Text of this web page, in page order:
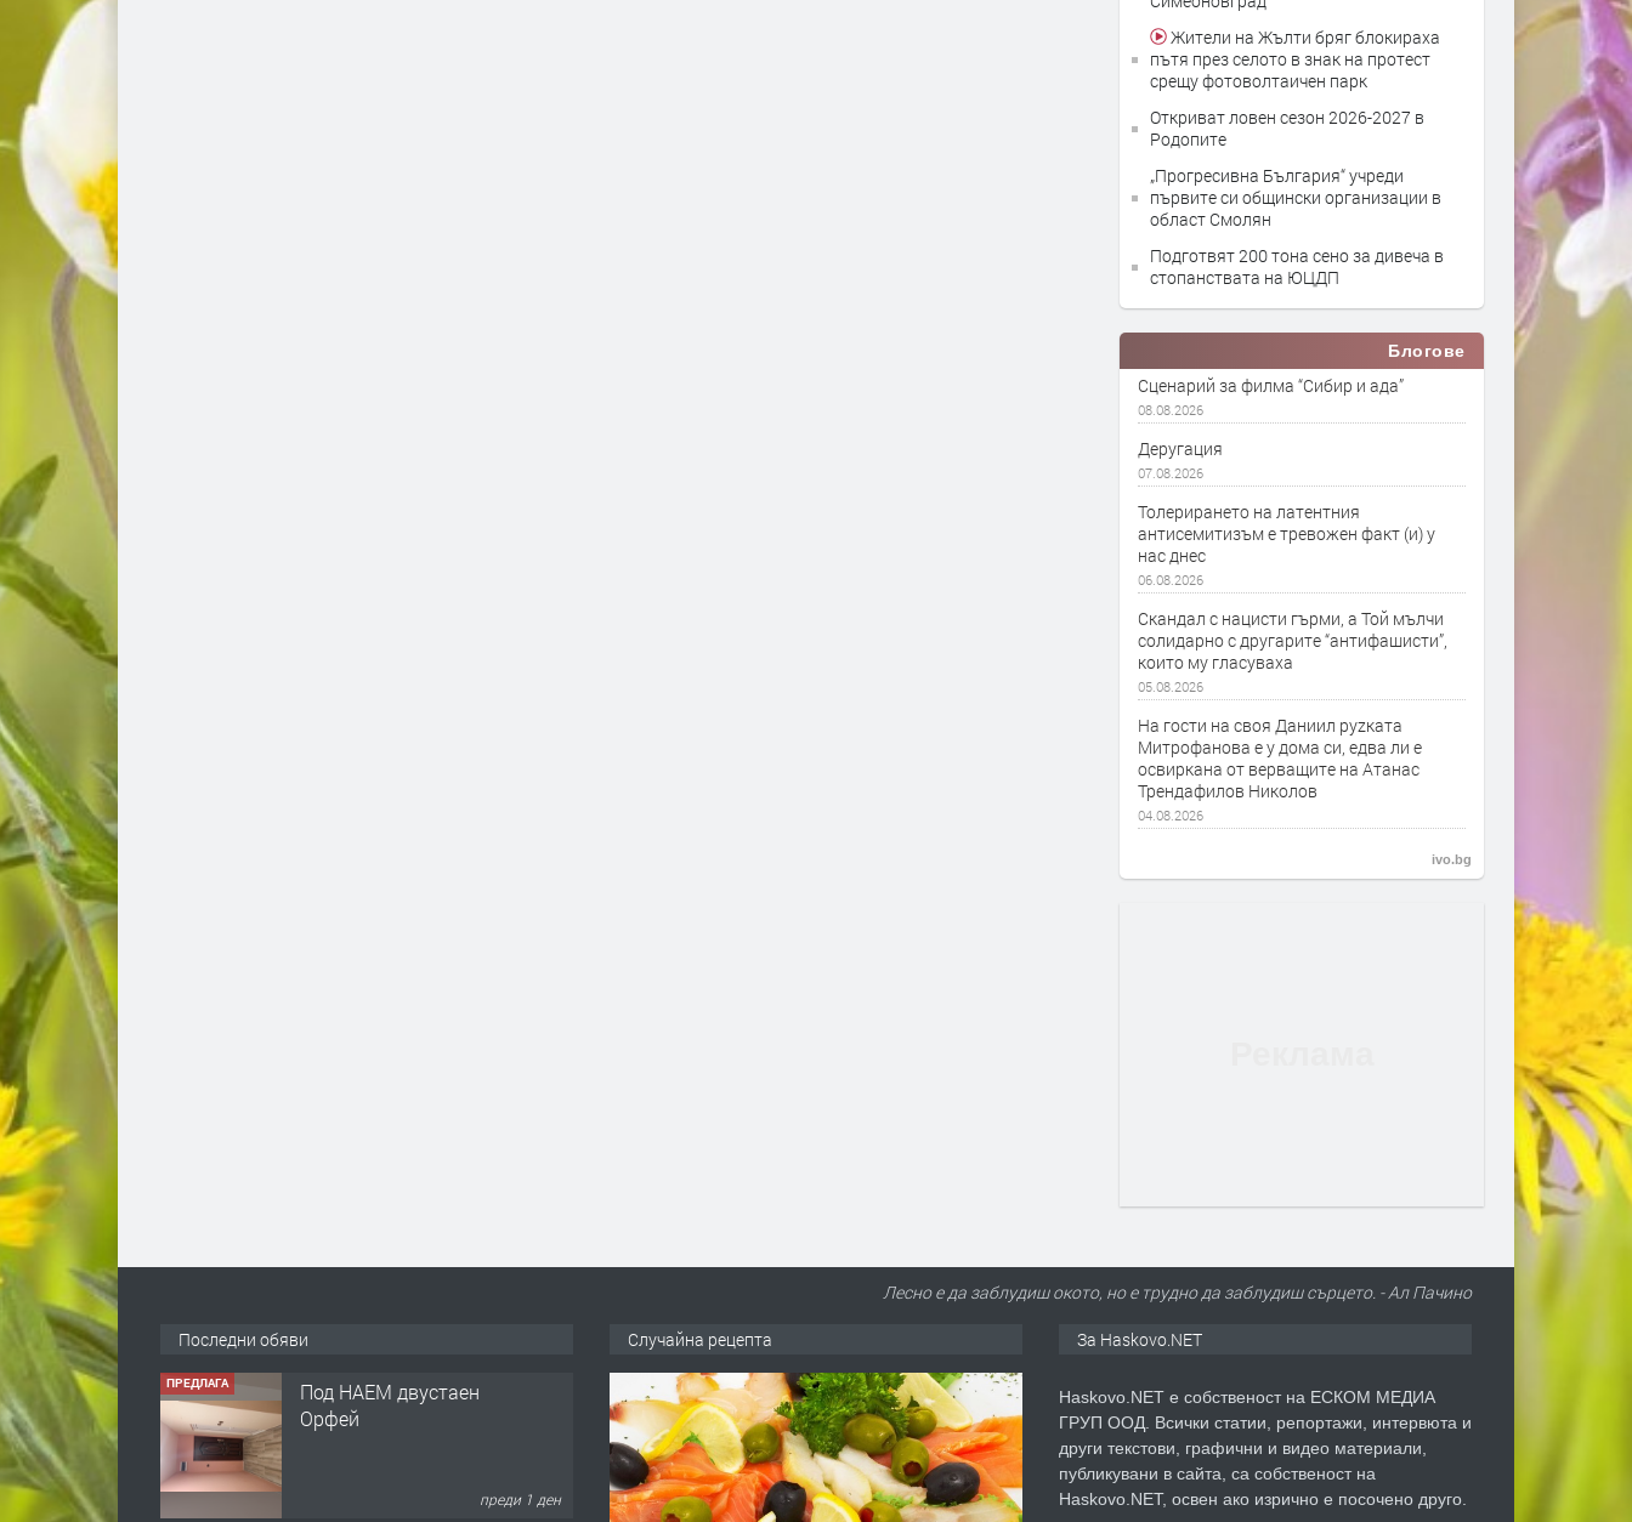
Жители на Жълти бряг блокираха
пътя през селото в знак на протест
срещу фотоволтаичен парк
Откриват ловен сезон 2026-2027 в
Родопите
„Прогресивна България“ учреди
първите си общински организации в
област Смолян
Подготвят 200 тона сено за дивеча в
стопанствата на ЮЦДП
Блогове
Сценарий за филма “Сибир и ада”
08.08.2026
Деругация
07.08.2026
Толерирането на латентния
антисемитизъм е тревожен факт (и) у
нас днес
06.08.2026
Скандал с нацисти гърми, а Той мълчи
солидарно с другарите “антифашисти”,
които му гласуваха
05.08.2026
На гости на своя Даниил руzката
Митрофанова е у дома си, едва ли е
освиркана от верващите на Атанас
Трендафилов Николов
04.08.2026
ivo.bg
Лесно е да заблудиш окото, но е трудно да заблудиш сърцето. - Ал Пачино
Последни обяви
ПРЕДЛАГА
Под НАЕМ двустаен
Орфей
преди 1 ден
Случайна рецепта За Haskovo.NET
Haskovo.NET е собственост на ЕСКОМ МЕДИА
ГРУП ООД. Всички статии, репортажи, интервюта и
други текстови, графични и видео материали,
публикувани в сайта, са собственост на
Haskovo.NET, освен ако изрично е посочено друго.